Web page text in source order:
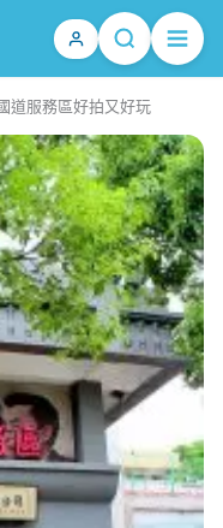
道服務區好拍又好玩